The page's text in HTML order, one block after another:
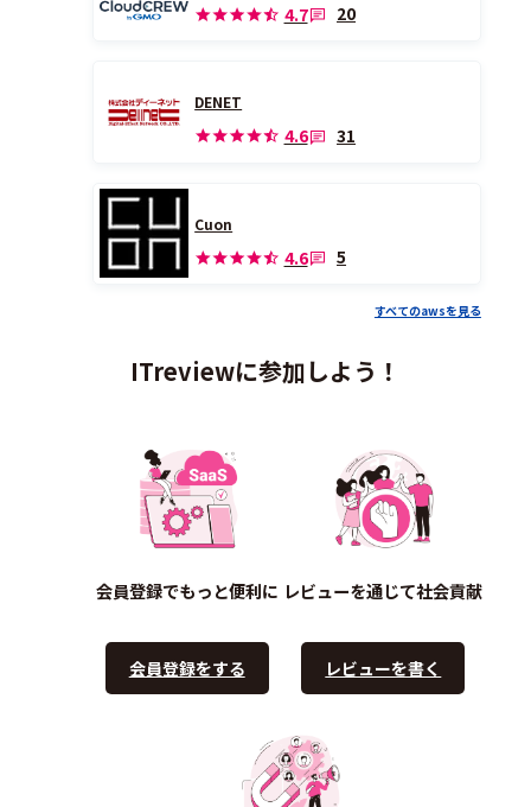
4.7 20
DENET
4.6 31
Cuon
4.6 5
すべてのawsを見る
ITreviewに参加しよう！
会員登録でもっと便利に
会員登録をする
レビューを通じて社会貢献
レビューを書く